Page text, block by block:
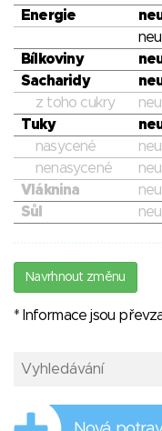
Energie
Bílkoviny
Sacharidy
z toho cukry
Tuky
nasycené
nenasycené
Vláknina
Sůl
Navrhnout změnu
* Informace jsou